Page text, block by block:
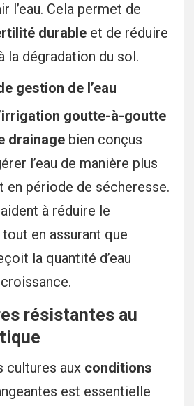
l’eau. Cela permet de
durable et de réduire
la dégradation du sol.
gestion de l’eau
irrigation goutte-à-goutte
drainage bien conçus
l’eau de manière plus
en période de sécheresse.
à réduire le
tout en assurant que
la quantité d’eau
résistantes au
cultures aux conditions
est essentielle